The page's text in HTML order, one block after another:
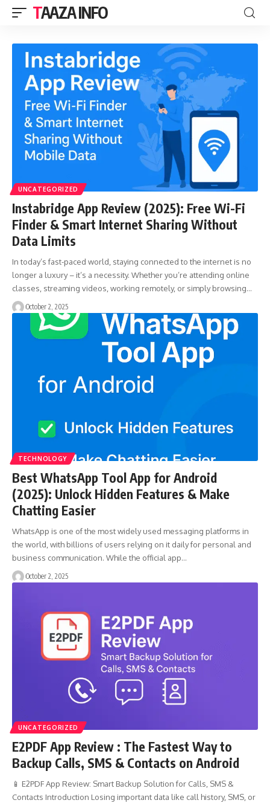
TAAZA INFO
UNCATEGORIZED
Instabridge App Review (2025): Free Wi-Fi
Finder & Smart Internet Sharing Without
Data Limits
In today’s fast-paced world, staying connected to the internet is no
longer a luxury – it’s a necessity. Whether you’re attending online
classes, streaming videos, working remotely, or simply browsing…
October 2, 2025
TECHNOLOGY
Best WhatsApp Tool App for Android
(2025): Unlock Hidden Features & Make
Chatting Easier
WhatsApp is one of the most widely used messaging platforms in
the world, with billions of users relying on it daily for personal and
business communication. While the official app…
October 2, 2025
UNCATEGORIZED
E2PDF App Review : The Fastest Way to
Backup Calls, SMS & Contacts on Android
📱 E2PDF App Review: Smart Backup Solution for Calls, SMS &
Contacts Introduction Losing important data like call history, SMS, or